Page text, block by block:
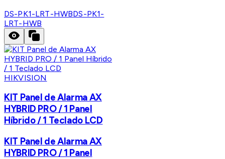
DS-PK1-LRT-HWBDS-PK1-
LRT-HWB
HIKVISION
KIT Panel de Alarma AX
HYBRID PRO / 1 Panel
Híbrido / 1 Teclado LCD
KIT Panel de Alarma AX
HYBRID PRO / 1 Panel